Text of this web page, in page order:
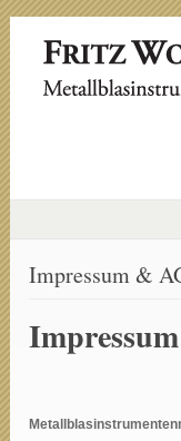
Impressum &
Impressum